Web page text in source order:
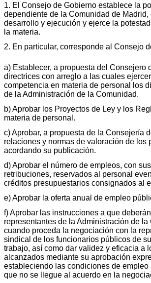
1. El Consejo de Gobierno establece la
dependiente de la Comunidad de Madrid,
desarrollo y ejecución y ejerce la
la materia.
2. En particular, corresponde al Consejo
a) Establecer, a propuesta del Consejero
directrices con arreglo a las cuales
competencia en materia de personal los
de la Administración de la Comunidad.
b) Aprobar los Proyectos de Ley y los
materia de personal.
c) Aprobar, a propuesta de la Consejería
relaciones y normas de valoración de los
acordando su publicación.
d) Aprobar el número de empleos, con
retribuciones, reservados al personal
créditos presupuestarios consignados al
e) Aprobar la oferta anual de empleo
f) Aprobar las instrucciones a que
representantes de la Administración de la
cuando proceda la negociación con la
sindical de los funcionarios públicos de
trabajo, así como dar validez y eficacia a
alcanzados mediante su aprobación
estableciendo las condiciones de empleo
que no se llegue al acuerdo en la